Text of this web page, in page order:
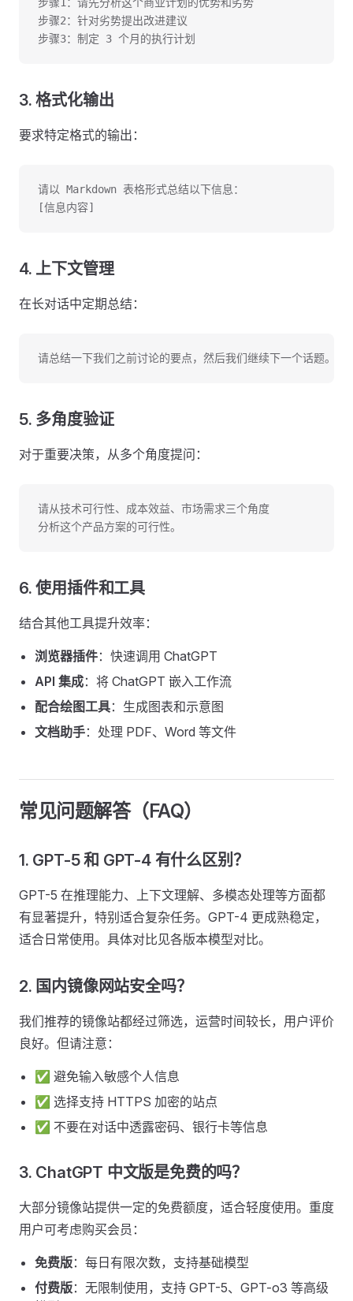
步骤2：针对劣势提出改进建议
步骤3：制定 3 个月的执行计划
3. 格式化输出
要求特定格式的输出：
请以 Markdown 表格形式总结以下信息：
[信息内容]
4. 上下文管理
在长对话中定期总结：
请总结一下我们之前讨论的要点，然后我们继续下一个话题。
5. 多角度验证
对于重要决策，从多个角度提问：
请从技术可行性、成本效益、市场需求三个角度
分析这个产品方案的可行性。
6. 使用插件和工具
结合其他工具提升效率：
浏览器插件：快速调用 ChatGPT
API 集成：将 ChatGPT 嵌入工作流
配合绘图工具：生成图表和示意图
文档助手：处理 PDF、Word 等文件
常见问题解答（FAQ）
1. GPT-5 和 GPT-4 有什么区别？
GPT-5 在推理能力、上下文理解、多模态处理等方面都
有显著提升，特别适合复杂任务。GPT-4 更成熟稳定，
适合日常使用。具体对比见各版本模型对比。
2. 国内镜像网站安全吗？
我们推荐的镜像站都经过筛选，运营时间较长，用户评价
良好。但请注意：
✅ 避免输入敏感个人信息
✅ 选择支持 HTTPS 加密的站点
✅ 不要在对话中透露密码、银行卡等信息
3. ChatGPT 中文版是免费的吗？
大部分镜像站提供一定的免费额度，适合轻度使用。重度
用户可考虑购买会员：
免费版：每日有限次数，支持基础模型
付费版：无限制使用，支持 GPT-5、GPT-o3 等高级